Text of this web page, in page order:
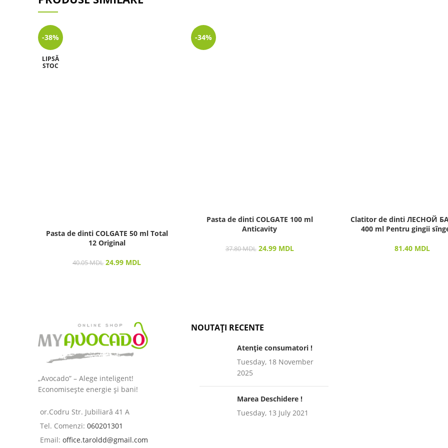
-38%
LIPSĂ
STOC
Pasta de dinti COLGATE 50 ml Total
12 Original
40.05MDL 24.99 MDL
-34%
Pasta de dinti COLGATE 100 ml
Anticavity
37.80MDL 24.99 MDL
Clatitor de dinti ЛЕСНОЙ
400 ml Pentru gingii
81.40 MDL
„Avocado” – Alege inteligent!
Economisește energie și bani!
or.Codru Str. Jubiliară 41 A
Tel. Comenzi: 060201301
Email: office.taroldd@gmail.com
NOUTAȚI RECENTE
Atenție consumatori !
Tuesday, 18 November
2025
Marea Deschidere !
Tuesday, 13 July 2021